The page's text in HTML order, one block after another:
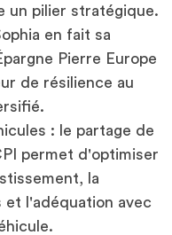
un pilier stratégique.
en fait sa
Pierre Europe
de résilience au
: le partage de
permet d'optimiser
la
et l'adéquation avec